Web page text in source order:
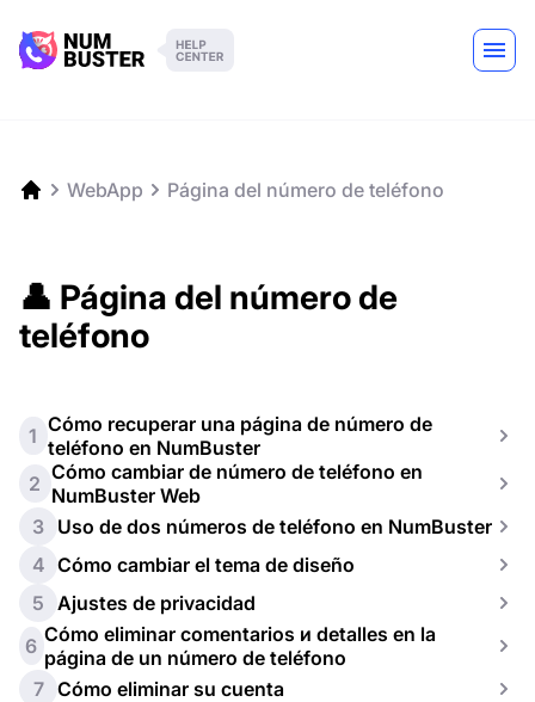
WebApp Página del número de teléfono
👤 Página del número de
teléfono
1 Cómo recuperar una página de número de
teléfono en NumBuster
2 Cómo cambiar de número de teléfono en
NumBuster Web
3 Uso de dos números de teléfono en NumBuster
4 Cómo cambiar el tema de diseño
5 Ajustes de privacidad
6 Cómo eliminar comentarios и detalles en la
página de un número de teléfono
7 Cómo eliminar su cuenta